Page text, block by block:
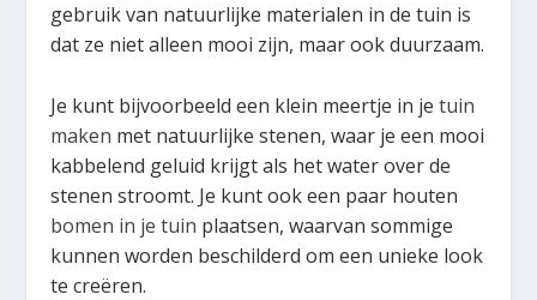
gebruik van natuurlijke materialen in de tuin is
dat ze niet alleen mooi zijn, maar ook duurzaam.
Je kunt bijvoorbeeld een klein meertje in jetuin
maken met natuurlijke stenen, waar je een mooi
kabbelend geluid krijgt als het water over de
stenen stroomt. Je kunt ook een paar houten
bomen in je tuin plaatsen, waarvan sommige
kunnen worden beschilderd om een unieke look
te creëren.